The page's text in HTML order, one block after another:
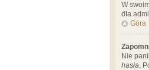
W
dla
Góra
Nie
hasła.